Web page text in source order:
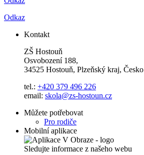
Odkaz
Kontakt
ZŠ Hostouň
Osvobození 188,
34525 Hostouň, Plzeňský kraj, Česko
tel.: +420 379 496 226
email: skola@zs-hostoun.cz
Můžete potřebovat
Pro rodiče
Mobilní aplikace
Sledujte informace z našeho webu